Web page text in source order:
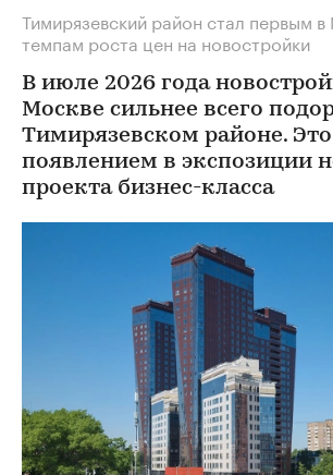
Тимирязевский район стал первым
темпам роста цен на новостройки
В июле 2026 года
Москве сильнее всего
Тимирязевском районе. Это
появлением в экспозиции
проекта бизнес-класса